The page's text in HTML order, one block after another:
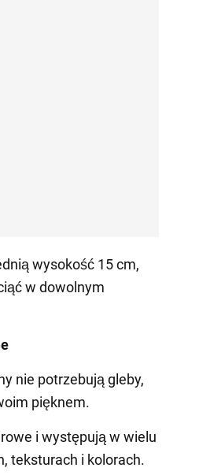
wysokość 15 cm,
w dowolnym
nie potrzebują gleby,
pięknem.
i występują w wielu
teksturach i kolorach.